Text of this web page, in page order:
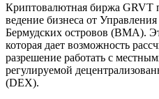
Криптовалютная биржа GRVT
ведение бизнеса от
Бермудских островов (BMA).
которая дает возможность
разрешение работать с
регулируемой
(DEX).